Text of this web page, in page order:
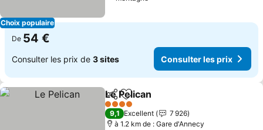
Choix populaire
De 54 €
Consulter les prix de 3 sites Consulter les prix
PartagerAjouter à mes favoris
Le Pelican
4 Étoiles
9,1 Excellent
7 926
à 1.2 km de : Gare d'Annecy